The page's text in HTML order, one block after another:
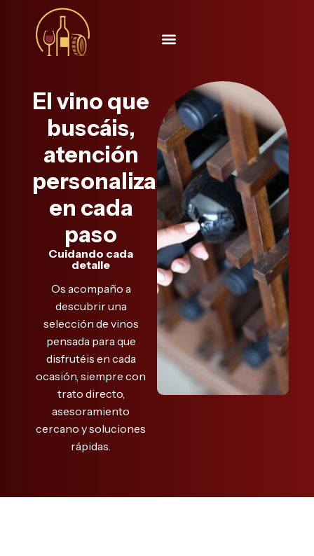
El vino que
buscáis,
atención
personalizada
en cada
paso
Cuidando cada
detalle
Os acompaño a
descubrir una
selección de vinos
pensada para que
disfrutéis en cada
ocasión, siempre con
trato directo,
asesoramiento
cercano y soluciones
rápidas.